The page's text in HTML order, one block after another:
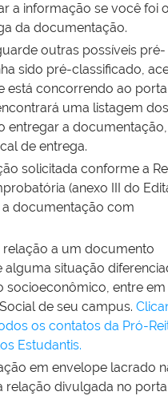
a informação se você foi
da documentação.
outras possíveis pré-
sido pré-classificado,
está concorrendo ao
uma listagem dos
entregar a documentação,
de entrega.
solicitada conforme a
(anexo III do
a documentação com
a um documento
alguma situação
socioeconômico, entre em
de seu campus.
os contatos da Pró-
Estudantis.
em envelope lacrado
relação divulgada no